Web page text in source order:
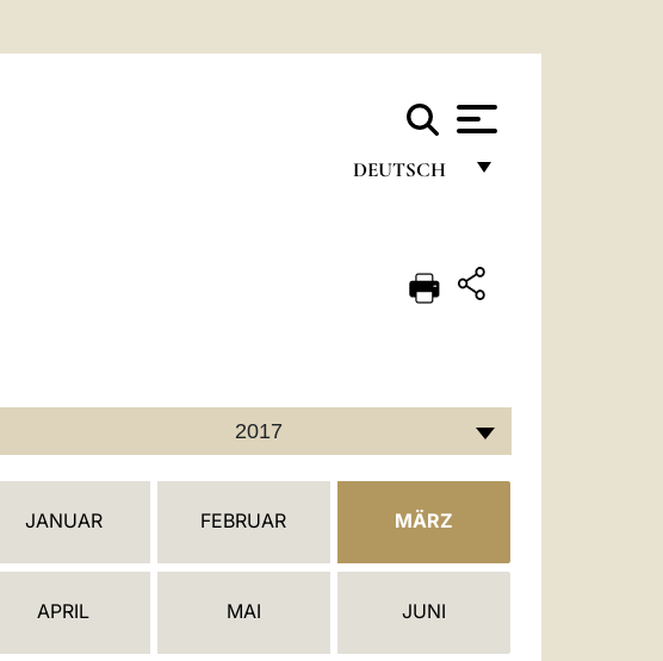
DEUTSCH
ITALIANO
ESPAÑOL
2017
JANUAR FEBRUAR MÄRZ
APRIL MAI JUNI